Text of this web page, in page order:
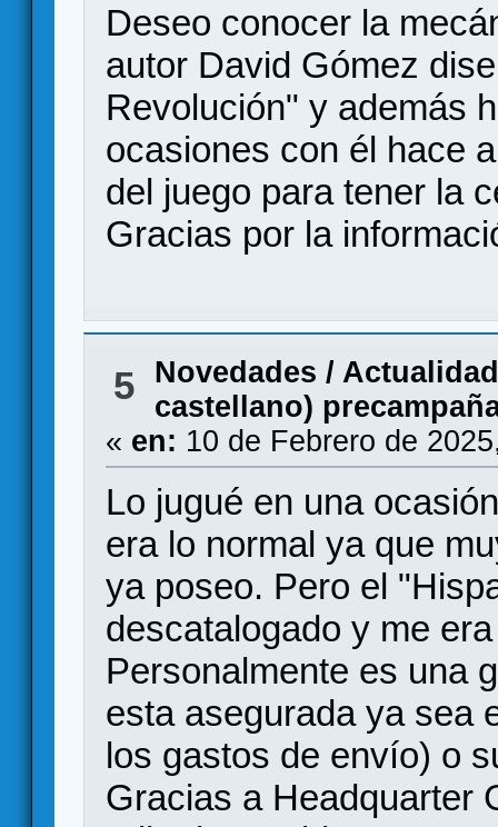
Deseo conocer la
autor David Gómez
Revolución" y además
ocasiones con él hace
del juego para tener la
Gracias por la
5
Novedades / Actualidad
castellano)
« en: 10 de Febrero de
Lo jugué en una
era lo normal ya que
ya poseo. Pero el
descatalogado y me
Personalmente es una
esta asegurada ya sea
los gastos de envío) o
Gracias a Headquarter